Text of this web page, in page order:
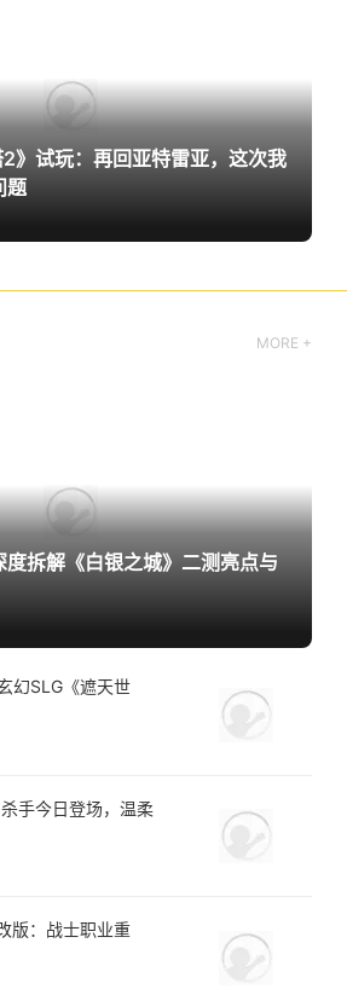
题
MORE +
度拆解《白银之城》二测亮点与
幻SLG《遮天世
手今日登场，温柔
版：战士职业重